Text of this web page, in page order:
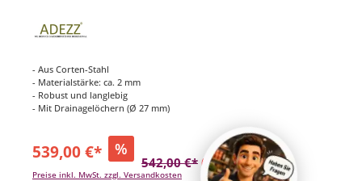
- Aus Corten-Stahl
- Materialstärke: ca. 2 mm
- Robust und langlebig
- Mit Drainagelöchern (Ø 27 mm)
539,00 €* %
542,00 €* (0.55% gespart)
Preise inkl. MwSt. zzgl. Versandkosten